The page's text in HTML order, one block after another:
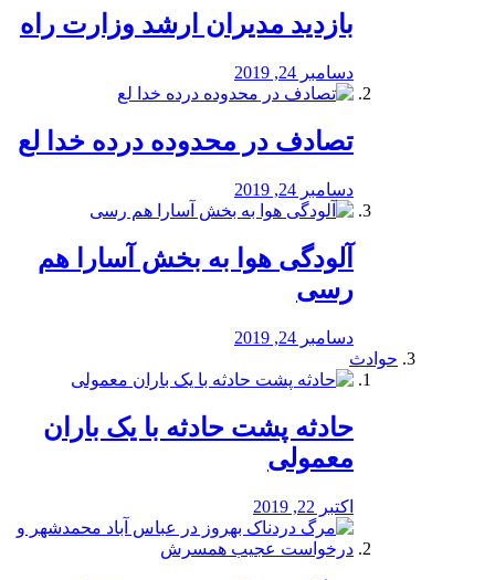
بازدید مدیران ارشد وزارت راه
دسامبر 24, 2019
تصادف در محدوده درده خدا لع
دسامبر 24, 2019
آلودگی هوا به بخش آسارا هم
رسی
دسامبر 24, 2019
حوادث
️حادثه پشت حادثه با یک باران
معمولی
اکتبر 22, 2019